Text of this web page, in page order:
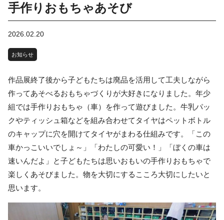
手作りおもちゃあそび
2026.02.20
お知らせ
作品展終了後から子どもたちは廃品を活用して工夫しながら
作ってあそべるおもちゃづくりが大好きになりました。年少
組では手作りおもちゃ（車）を作って遊びました。牛乳パッ
クやティッシュ箱などを組み合わせてタイヤはペットボトル
のキャップに穴を開けてタイヤがまわる仕組みです。「この
車かっこいいでしょ～」「わたしの可愛い！」「ぼくの車は
速いんだよ」と子どもたちは思いおもいの手作りおもちゃで
楽しくあそびました。物を大切にするこころ大切にしたいと
思います。